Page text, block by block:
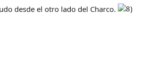
desde el otro lado del Charco.